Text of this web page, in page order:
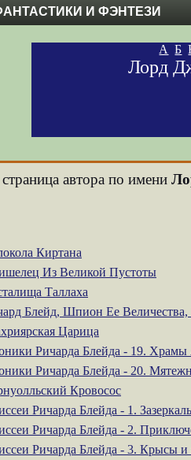
И ФЭНТЕЗИ
А Б
Лорд
автора по имени
Киртана
Из Великой Пустоты
Таллаха
Блейд, Шпион Ее
Царица
Ричарда Блейда - 19. Храмы
Ричарда Блейда - 20.
Кровосос
Ричарда Блейда - 1.
Ричарда Блейда - 2.
Ричарда Блейда - 3. Крысы и